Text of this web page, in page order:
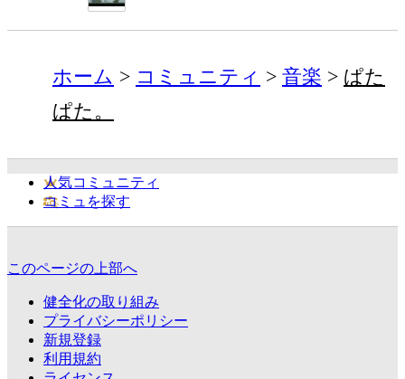
ホーム コミュニティ 音楽
ぱた
ぱた。
人気コミュニティ
コミュを探す
このページの上部へ
健全化の取り組み
プライバシーポリシー
新規登録
利用規約